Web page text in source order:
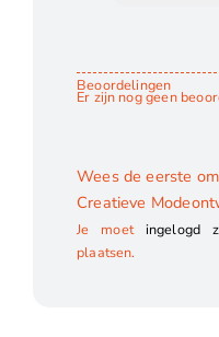
Beoordelingen
Er zijn nog geen
Wees de eerste
Creatieve
Je moet ingelogd
plaatsen.